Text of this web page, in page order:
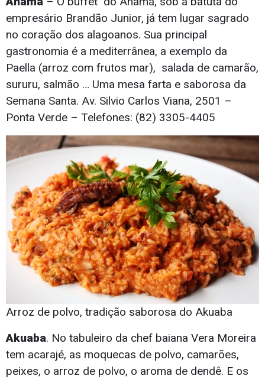
empresário Brandão Junior, já tem lugar sagrado
no coração dos alagoanos. Sua principal
gastronomia é a mediterrânea, a exemplo da
Paella (arroz com frutos mar), salada de camarão,
sururu, salmão … Uma mesa farta e saborosa da
Semana Santa. Av. Silvio Carlos Viana, 2501 –
Ponta Verde – Telefones: (82) 3305-4405
Arroz de polvo, tradição saborosa do Akuaba
Akuaba. No tabuleiro da chef baiana Vera Moreira
tem acarajé, as moquecas de polvo, camarões,
peixes, o arroz de polvo, o aroma de dendê. E os